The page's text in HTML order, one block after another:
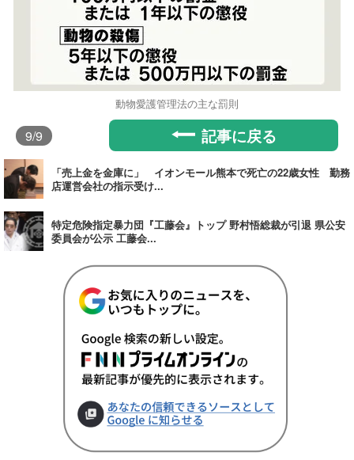
動物愛護管理法の主な罰則
9/9 記事に戻る
「売上金を金庫に」 イオンモール熊本で死亡の22歳女性 勤務
店運営会社の指示受け...
特定危険指定暴力団『工藤会』トップ 野村悟総裁が引退 県公安
委員会が公示 工藤会...